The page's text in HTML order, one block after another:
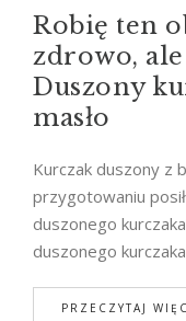
Robię ten
zdrowo,
Duszony
masło
Kurczak duszony z
przygotowaniu
duszonego
duszonego
PRZECZYTAJ